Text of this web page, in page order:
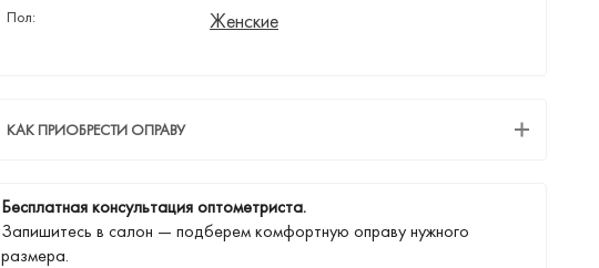
Пол: Женские
КАК ПРИОБРЕСТИ ОПРАВУ
Бесплатная консультация оптометриста.
Запишитесь в салон — подберем комфортную оправу нужного
размера.